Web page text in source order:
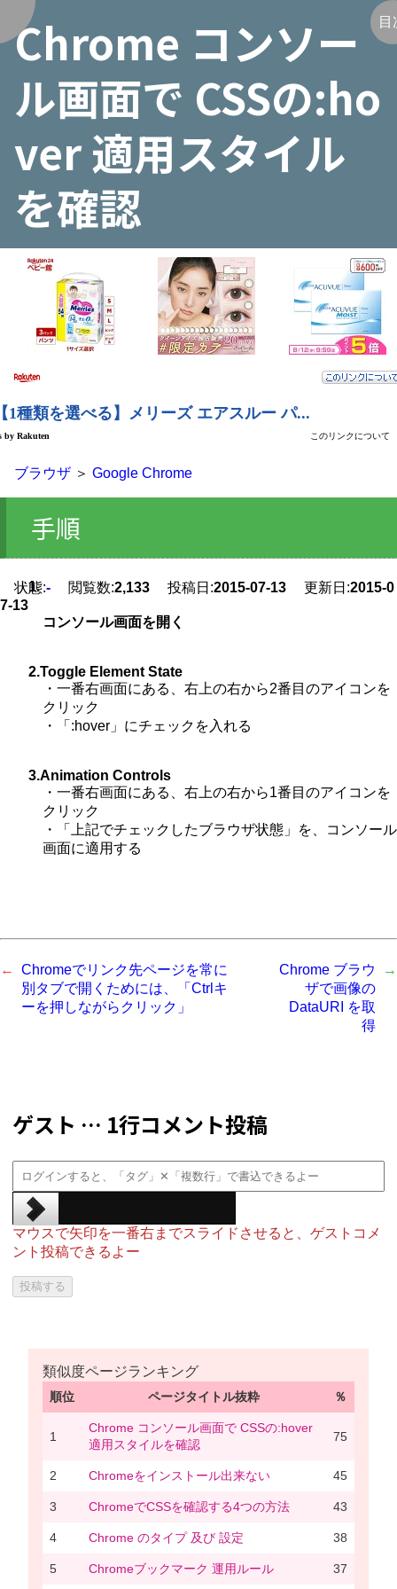
Chrome コンソー
ル画面で CSSの:ho
ver 適用スタイル
を確認
ブラウザ ＞ Google Chrome
目
手順
状態:- 閲覧数:2,133 投稿日:2015-07-13 更新日:2015-0
7-13
1.
コンソール画面を開く
2.Toggle Element State
・一番右画面にある、右上の右から2番目のアイコンを
クリック
・「:hover」にチェックを入れる
3.Animation Controls
・一番右画面にある、右上の右から1番目のアイコンを
クリック
・「上記でチェックしたブラウザ状態」を、コンソール
画面に適用する
Chromeでリンク先ページを常に
別タブで開くためには、「Ctrlキ
ーを押しながらクリック」
Chrome ブラウ
ザで画像の
DataURI を取
得
ゲスト … 1行コメント投稿
マウスで矢印を一番右までスライドさせると、ゲストコメ
ント投稿できるよー
類似度ページランキング
順位 ページタイトル抜粋 ％
1
Chrome コンソール画面で CSSの:hover
適用スタイルを確認
75
2 Chromeをインストール出来ない 45
3 ChromeでCSSを確認する4つの方法 43
4 Chrome のタイプ 及び 設定 38
5 Chromeブックマーク 運用ルール 37